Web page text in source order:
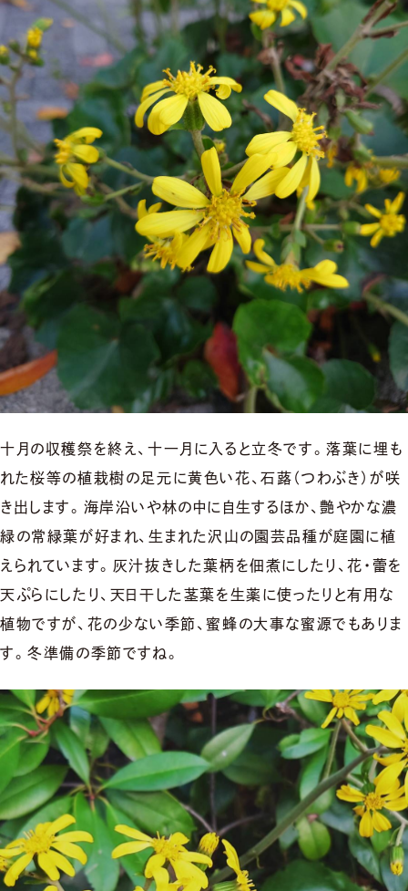
十月の収穫祭を終え、十一月に入ると立冬です。落葉に埋も
れた桜等の植栽樹の足元に黄色い花、石蕗（つわぶき）が咲
き出します。海岸沿いや林の中に自生するほか、艶やかな濃
緑の常緑葉が好まれ、生まれた沢山の園芸品種が庭園に植
えられています。灰汁抜きした葉柄を佃煮にしたり、花・蕾を
天ぷらにしたり、天日干した茎葉を生薬に使ったりと有用な
植物ですが、花の少ない季節、蜜蜂の大事な蜜源でもありま
す。冬準備の季節ですね。